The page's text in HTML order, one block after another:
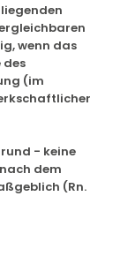
wenn das
des
(im
- keine
dem
(Rn.